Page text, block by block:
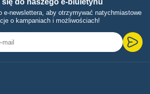
się do naszego e-biuletynu
e-newslettera, aby otrzymywać natychmiastowe
o kampaniach i możliwościach!